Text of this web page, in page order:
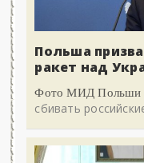
Польша
ракет над
Фото МИД Польши |
сбивать